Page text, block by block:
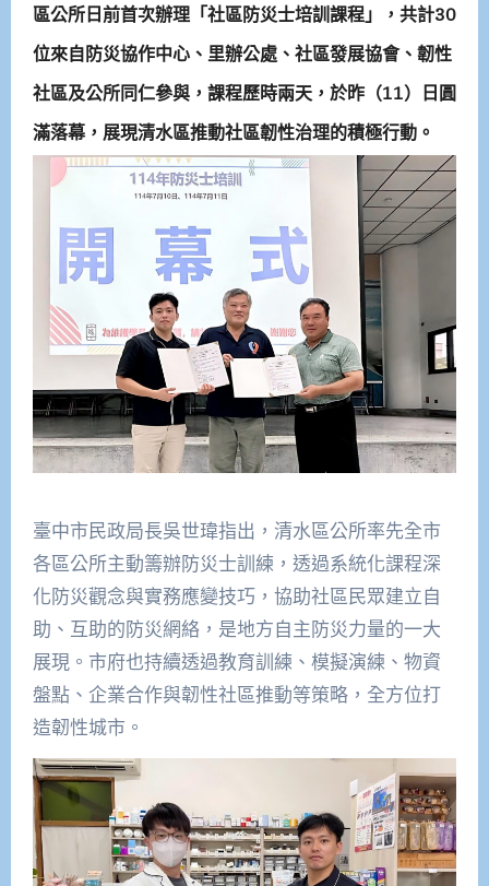
區公所日前首次辦理「社區防災士培訓課程」，共計30
位來自防災協作中心、里辦公處、社區發展協會、韌性
社區及公所同仁參與，課程歷時兩天，於昨（11）日圓
滿落幕，展現清水區推動社區韌性治理的積極行動。
臺中市民政局長吳世瑋指出，清水區公所率先全市
各區公所主動籌辦防災士訓練，透過系統化課程深
化防災觀念與實務應變技巧，協助社區民眾建立自
助、互助的防災網絡，是地方自主防災力量的一大
展現。市府也持續透過教育訓練、模擬演練、物資
盤點、企業合作與韌性社區推動等策略，全方位打
造韌性城市。